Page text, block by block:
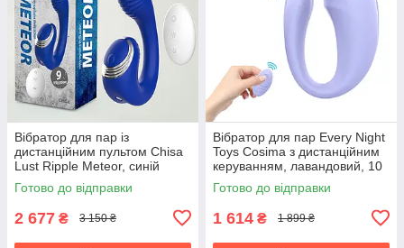
Вібратор для пар із
дистанційним пультом Chisa
Lust Ripple Meteor, синій
Готово до відправки
2 677 ₴ 3 150 ₴
Вібратор для пар Every Night
Toys Cosima з дистанційним
керуванням, лавандовий, 10
режимів
Готово до відправки
1 614 ₴ 1 899 ₴